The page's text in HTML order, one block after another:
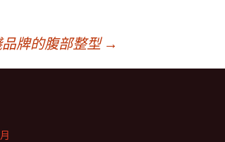
牌的腹部整型 →